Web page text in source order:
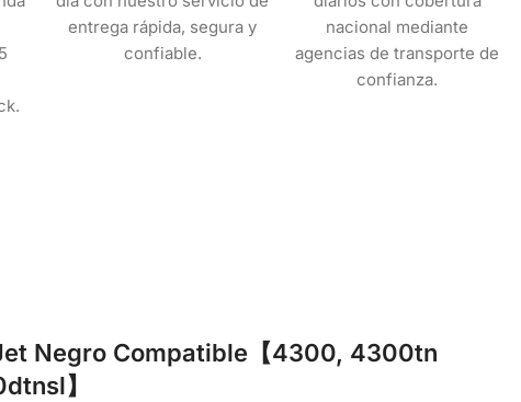
entrega rápida, segura y
confiable.
nacional mediante
agencias de transporte de
confianza.
Negro Compatible【4300, 4300tn
】